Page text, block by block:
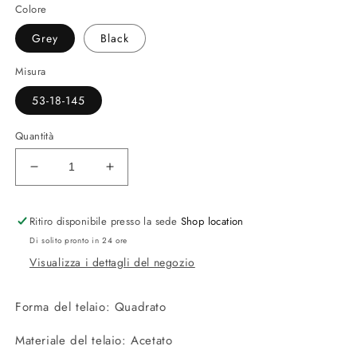
Colore
Grey Black
Misura
53-18-145
Quantità
Diminuisci
quantità
Occhiali
da
vista
CL50159I
Aumenta
quantità
Occhiali
da
vista
CL50159I
Ritiro disponibile presso la sede Shop location
Di solito pronto in 24 ore
Visualizza i dettagli del negozio
Forma del telaio: Quadrato
Materiale del telaio: Acetato